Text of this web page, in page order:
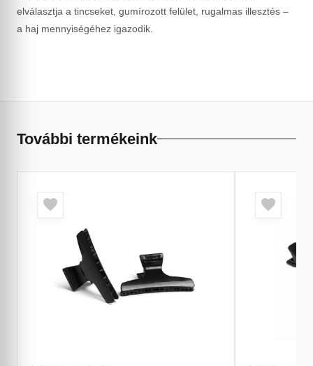
elválasztja a tincseket, gumírozott felület, rugalmas illesztés –
a haj mennyiségéhez igazodik.
További termékeink